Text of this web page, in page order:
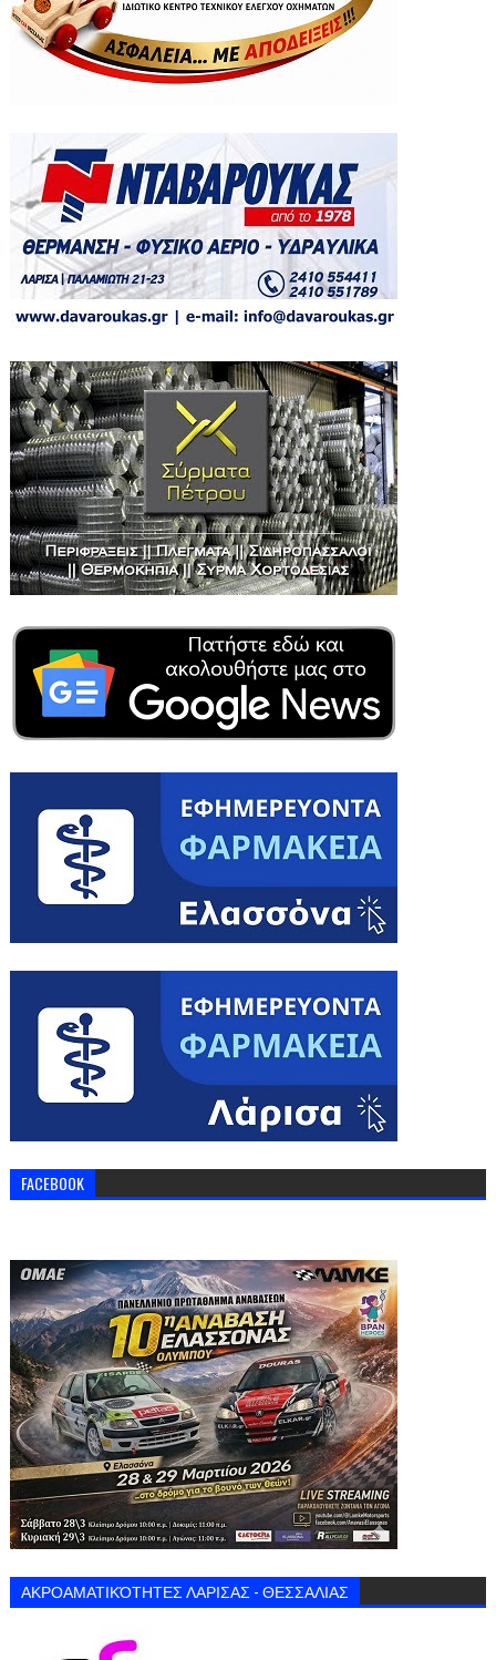
FACEBOOK
ΑΚΡΟΑΜΑΤΙΚΌΤΗΤΕΣ ΛΑΡΙΣΑΣ - ΘΕΣΣΑΛΙΑΣ